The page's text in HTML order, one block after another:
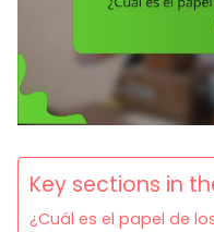
Key sections in
¿Cuál es el papel de